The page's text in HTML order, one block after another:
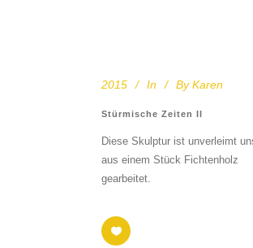
2015 In By Karen
Stürmische Zeiten II
Diese Skulptur ist unverleimt
aus einem Stück Fichtenholz
gearbeitet.